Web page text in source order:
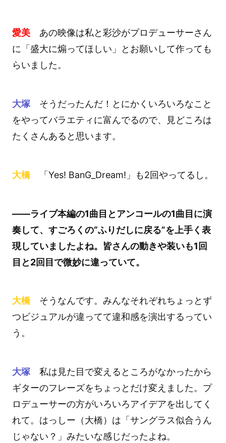
愛美あの映像は私と彩沙がプロデューサーさん
に「盛大に煽ってほしい」とお願いして作っても
らいました。
大塚そうだったんだ！とにかくいろいろなこと
をやってバラエティに富んでるので、見どころは
たくさんあると思います。
大橋「Yes! BanG_Dream!」も2回やってるし。
――ライブ本編の1曲目とアンコールの1曲目に演
奏して、すごろくの“ふりだしに戻る”を上手く表
現していましたよね。皆さんの動きや装いも1回
目と2回目で微妙に違っていて。
大橋そうなんです。みんなそれぞれちょっとず
つビジュアルが違ってて違和感を演出するってい
う。
大塚私は見た目で変えるところがなかったから
ギターのフレーズをちょっとだけ変えました。プ
ロデューサーの方がいろいろアイデアを出してく
れて。はっしー（大橋）は「サングラス似合うん
じゃない？」みたいな感じだったよね。